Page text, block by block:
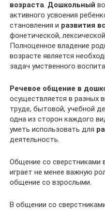
возраста. Дошкольный
активного усвоения
становления и развития
фонетической,
Полноценное владение
возрасте является
задач умственного
Речевое общение в
осуществляется в разных
труде, бытовой, учебной
одна из сторон каждого
уметь использовать для
деятельность.
Общение со сверстниками
играет не менее важную
общение со взрослыми.
В общении со